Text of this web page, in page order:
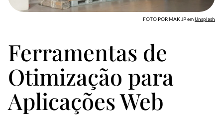
FOTO POR MAK JPemUnsplash
Ferramentas de
Otimização para
Aplicações Web